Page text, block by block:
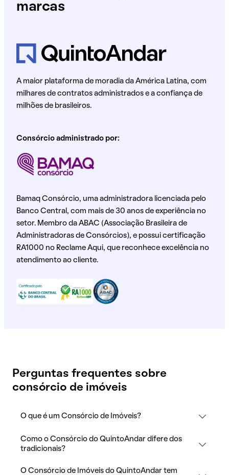
marcas
A maior plataforma de moradia da América Latina, com
milhares de contratos administrados e a confiança de
milhões de brasileiros.
Consórcio administrado por:
Bamaq Consórcio, uma administradora licenciada pelo
Banco Central, com mais de 30 anos de experiência no
setor. Membro da ABAC (Associação Brasileira de
Administradoras de Consórcios), e possui certificação
RA1000 no Reclame Aqui, que reconhece excelência no
atendimento ao cliente.
Perguntas frequentes sobre
consórcio de imóveis
O que é um Consórcio de Imóveis?
Como o Consórcio do QuintoAndar difere dos
tradicionais?
O Consórcio de Imóveis do QuintoAndar tem